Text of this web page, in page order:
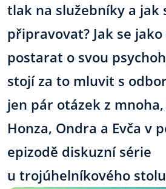
tlak na služebníky a jak
připravovat? Jak se
postarat o svou
stojí za to mluvit s
jen pár otázek z
Honza, Ondra a Evča v
epizodě diskuzní série
u trojúhelníkového